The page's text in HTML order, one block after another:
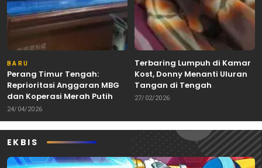
BARU
Perang Timur Tengah:
Reprioritasi Anggaran MBG
dan Koperasi Merah Putih
24/04/2026
Terbaring Lumpuh di Kamar
Kost, Donny Menanti Uluran
Tangan di Tengah
Keterbatasan
27/02/2026
EKBIS